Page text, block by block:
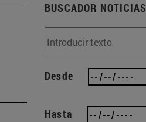
BUSCADOR NOTICIAS
Desde
Hasta